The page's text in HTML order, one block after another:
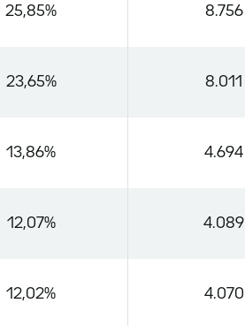
25,85% 8.756
23,65% 8.011
13,86% 4.694
12,07% 4.089
12,02% 4.070